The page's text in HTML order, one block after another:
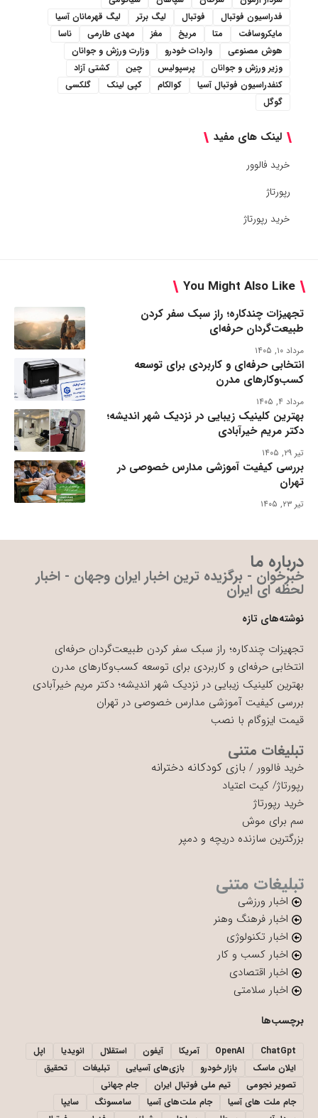
فدراسیون فوتبال
فوتبال لیگ برتر
لیگ قهرمانان آسیا
مایکروسافت
متا مریخ مغز مهدی طارمی
ناسا
هوش مصنوعی
واردات خودرو
وزارت ورزش و جوانان
وزیر ورزش و جوانان
پرسپولیس چین
کشتی آزاد
کنفدراسیون فوتبال آسیا
کوالکام کپی لینک
گلکسی
گوگل
لینک های مفید
خرید فالوور
رپورتاژ
خرید رپورتاژ
You Might Also Like
تجهیزات چندکاره؛ راز سبک سفر کردن
طبیعت‌گردان حرفه‌ای
مرداد ۱۰, ۱۴۰۵
انتخابی حرفه‌ای و کاربردی برای توسعه
کسب‌وکارهای مدرن
مرداد ۴, ۱۴۰۵
بهترین کلینیک زیبایی در نزدیک شهر اندیشه؛
دکتر مریم خیرآبادی
تیر ۲۹, ۱۴۰۵
بررسی کیفیت آموزشی مدارس خصوصی در
تهران
تیر ۲۳, ۱۴۰۵
درباره ما
خبرخوان - برگزیده ترین اخبار ایران وجهان - اخبار
لحظه ای ایران
نوشته‌های تازه
تجهیزات چندکاره؛ راز سبک سفر کردن طبیعت‌گردان حرفه‌ای
انتخابی حرفه‌ای و کاربردی برای توسعه کسب‌وکارهای مدرن
بهترین کلینیک زیبایی در نزدیک شهر اندیشه؛ دکتر مریم خیرآبادی
بررسی کیفیت آموزشی مدارس خصوصی در تهران
قیمت ایزوگام با نصب
تبلیغات متنی
خرید فالوور / بازی کودکانه دخترانه
رپورتاژ/ کیت اعتیاد
خرید رپورتاژ
سم برای موش
بزرگترین سازنده دریچه و دمپر
تبلیغات متنی
اخبار ورزشی
اخبار فرهنگ وهنر
اخبار تکنولوژی
اخبار کسب و کار
اخبار اقتصادی
اخبار سلامتی
برچسب‌ها
ChatGpt
OpenAI آمریکا آیفون استقلال انویدیا
اپل
ایلان ماسک
بازار خودرو بازی‌های آسیایی تبلیغات
تحقیق
تصویر نجومی
تیم ملی فوتبال ایران
جام جهانی
جام ملت های آسیا
جام ملت‌های آسیا سامسونگ
سایپا